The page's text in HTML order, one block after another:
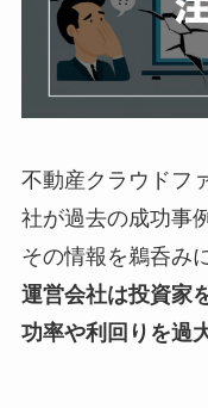
不動産クラウドフ
社が過去の成功事
その情報を鵜呑み
運営会社は投資家
功率や利回りを過